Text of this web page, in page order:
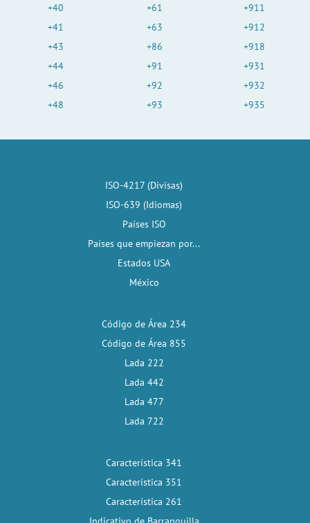
+40
+41
+43
+44
+46
+48
+61
+63
+86
+91
+92
+93
+911
+912
+918
+931
+932
+935
ISO-4217 (Divisas)
ISO-639 (Idiomas)
Países ISO
Países que empiezan por...
Estados USA
México
Código de Área 234
Código de Área 855
Lada 222
Lada 442
Lada 477
Lada 722
Característica 341
Característica 351
Característica 261